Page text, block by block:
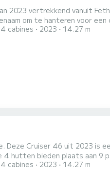
2023 vertrekkend vanuit
hanteren voor een cruise van een
Deze Cruiser 46 is uitgerust met 3 toiletten
4 cabines 2023 14.27 m
Cruiser 46 uit 2023 is
plaats aan 9 passagiers tijdens
4 cabines 2023 14.27 m